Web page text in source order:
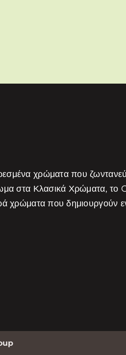
χρώματα που
στα Κλασικά Χρώματα,
χρώματα που δημιουργούν